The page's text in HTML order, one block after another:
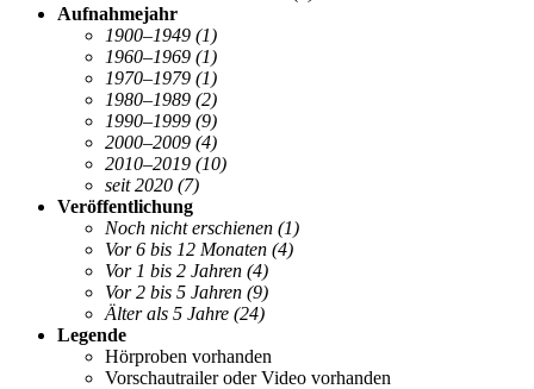
Aufnahmejahr
1900–1949 (1)
1960–1969 (1)
1970–1979 (1)
1980–1989 (2)
1990–1999 (9)
2000–2009 (4)
2010–2019 (10)
seit 2020 (7)
Veröffentlichung
Noch nicht erschienen (1)
Vor 6 bis 12 Monaten (4)
Vor 1 bis 2 Jahren (4)
Vor 2 bis 5 Jahren (9)
Älter als 5 Jahre (24)
Legende
Hörproben vorhanden
Vorschautrailer oder Video vorhanden